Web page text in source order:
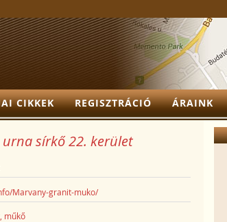
CIKKEK REGISZTRÁCIÓ ÁRAINK
urna sírkő 22. kerület
Marvany-granit-muko/
műkő